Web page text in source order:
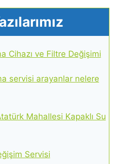
Cihazı ve Filtre Değişimi
servisi arayanlar nelere
Mahallesi Kapaklı Su
Servisi